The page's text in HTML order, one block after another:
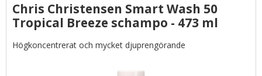
Chris Christensen Smart Wash 50
Tropical Breeze schampo - 473 ml
Högkoncentrerat och mycket djuprengörande